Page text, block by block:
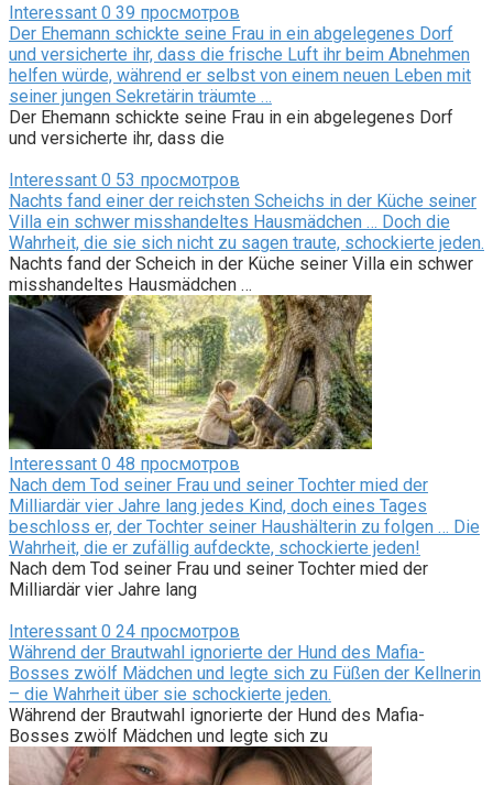
Interessant 0 39 просмотров
Der Ehemann schickte seine Frau in ein abgelegenes Dorf
und versicherte ihr, dass die frische Luft ihr beim Abnehmen
helfen würde, während er selbst von einem neuen Leben mit
seiner jungen Sekretärin träumte …
Der Ehemann schickte seine Frau in ein abgelegenes Dorf
und versicherte ihr, dass die
Interessant 0 53 просмотров
Nachts fand einer der reichsten Scheichs in der Küche seiner
Villa ein schwer misshandeltes Hausmädchen … Doch die
Wahrheit, die sie sich nicht zu sagen traute, schockierte jeden.
Nachts fand der Scheich in der Küche seiner Villa ein schwer
misshandeltes Hausmädchen …
Interessant 0 48 просмотров
Nach dem Tod seiner Frau und seiner Tochter mied der
Milliardär vier Jahre lang jedes Kind, doch eines Tages
beschloss er, der Tochter seiner Haushälterin zu folgen … Die
Wahrheit, die er zufällig aufdeckte, schockierte jeden!
Nach dem Tod seiner Frau und seiner Tochter mied der
Milliardär vier Jahre lang
Interessant 0 24 просмотров
Während der Brautwahl ignorierte der Hund des Mafia-
Bosses zwölf Mädchen und legte sich zu Füßen der Kellnerin
– die Wahrheit über sie schockierte jeden.
Während der Brautwahl ignorierte der Hund des Mafia-
Bosses zwölf Mädchen und legte sich zu